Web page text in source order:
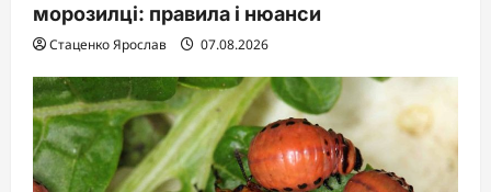
морозилці: правила і нюанси
Стаценко Ярослав 07.08.2026